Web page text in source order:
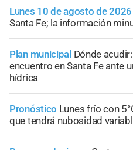
Lunes 10 de agosto de 2026
Santa Fe; la información
Plan municipal Dónde
encuentro en Santa Fe ante
hídrica
Pronóstico Lunes frío con
que tendrá nubosidad